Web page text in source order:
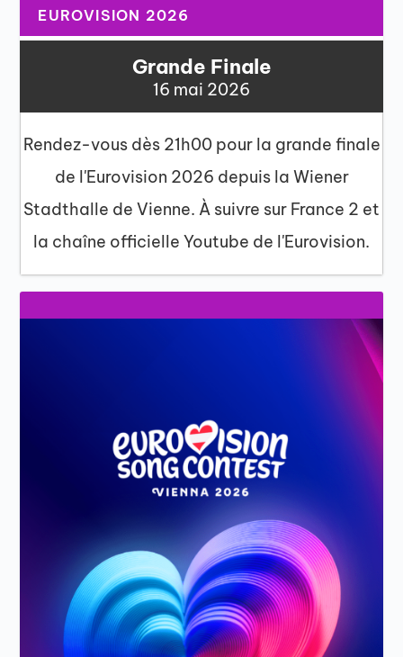
EUROVISION 2026
Grande Finale
16 mai 2026
Rendez-vous dès 21h00 pour la grande finale
de l'Eurovision 2026 depuis la Wiener
Stadthalle de Vienne. À suivre sur France 2 et
la chaîne officielle Youtube de l'Eurovision.